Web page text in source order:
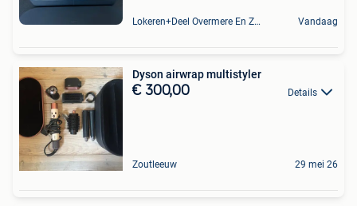
Lokeren+Deel Overmere En Zele Vandaag
Dyson airwrap multistyler
€ 300,00 Details
Zoutleeuw 29 mei 26